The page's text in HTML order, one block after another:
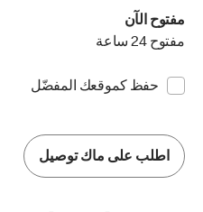
مفتوح الآن
مفتوح 24 ساعة
حفظ كموقعك المفضّل
اطلب على ماك توصيل